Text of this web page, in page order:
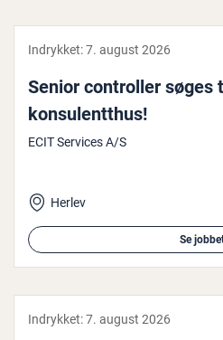
Indrykket:7. august 2026
Senior con­trol­ler søges
kon­su­lent­t­hus!
ECIT Services A/S
Herlev
Se
Indrykket:7. august 2026